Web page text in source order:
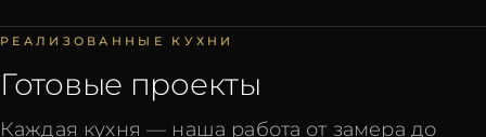
РЕАЛИЗОВАННЫЕ КУХНИ
Готовые проекты
Каждая кухня — наша работа от замера до